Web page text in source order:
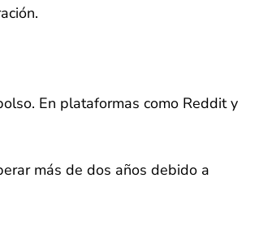
En plataformas como Reddit y
más de dos años debido a